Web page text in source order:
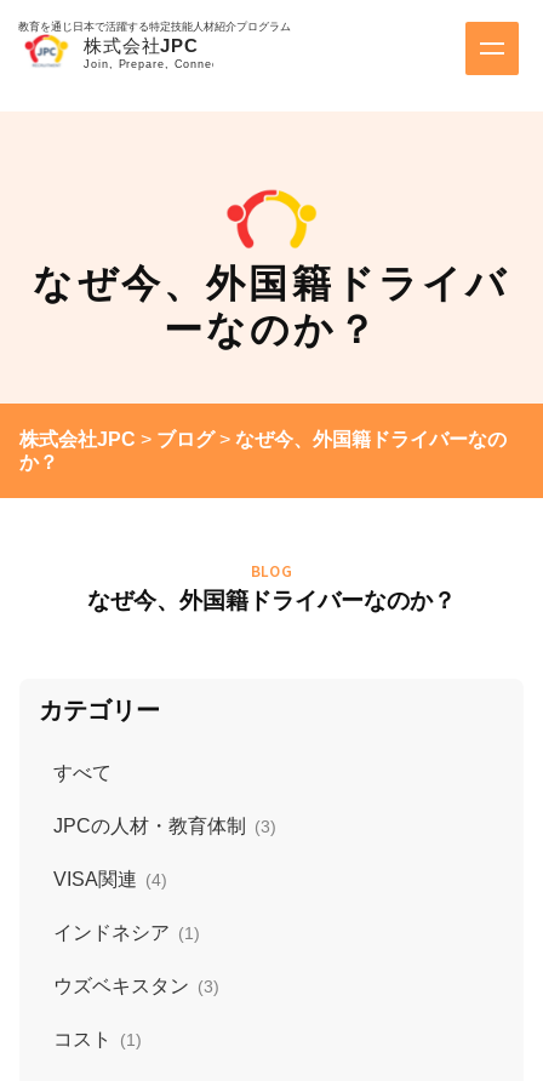
教育を通じ日本で活躍する特定技能人材紹介プログラム
なぜ今、外国籍ドライバ
ーなのか？
株式会社JPC > ブログ> なぜ今、外国籍ドライバーなの
か？
BLOG
なぜ今、外国籍ドライバーなのか？
カテゴリー
すべて
JPCの人材・教育体制 (3)
VISA関連 (4)
インドネシア (1)
ウズベキスタン (3)
コスト (1)